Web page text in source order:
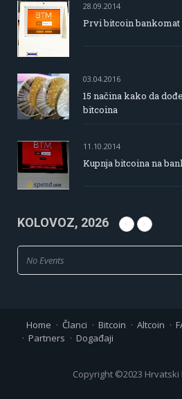
28.09.2014
Prvi bitcoin bankomat
03.04.2016
15 načina kako da
bitcoina
11.10.2014
Kupnja bitcoina na
KOLOVOZ, 2026
No Events
Home Članci Bitcoin Altcoin
Partners
Događaji
Copyright ©2023 Hrvatski